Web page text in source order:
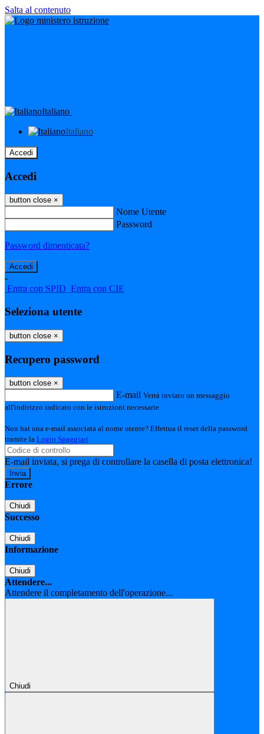
Salta al contenuto
Italiano
Italiano
Accedi
Accedi
button close ×
Nome Utente
Password
Password dimenticata?
-
Entra con SPID Entra con CIE
Seleziona utente
button close ×
Recupero password
button close ×
E-mail Verrà inviato un messaggio
all'indirizzo indicato con le istruzioni necessarie.
Non hai una e-mail associata al nome utente? Effettua il reset della password
tramite la Login Spaggiari
E-mail inviata, si prega di controllare la casella di posta elettronica!
Errore
Chiudi
Successo
Chiudi
Informazione
Chiudi
Attendere...
Attendere il completamento dell'operazione...
Chiudi